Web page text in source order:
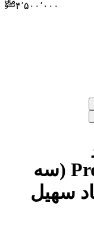
۴٬۵۰۰٬۰۰۰
برنامه‌ریزی Professional (سه
استاد سهیل